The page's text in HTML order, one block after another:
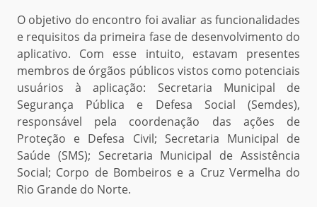
O objetivo do encontro foi avaliar as funcionalidades
e requisitos da primeira fase de desenvolvimento do
aplicativo. Com esse intuito, estavam presentes
membros de órgãos públicos vistos como potenciais
usuários à aplicação: Secretaria Municipal de
Segurança Pública e Defesa Social (Semdes),
responsável pela coordenação das ações de
Proteção e Defesa Civil; Secretaria Municipal de
Saúde (SMS); Secretaria Municipal de Assistência
Social; Corpo de Bombeiros e a Cruz Vermelha do
Rio Grande do Norte.